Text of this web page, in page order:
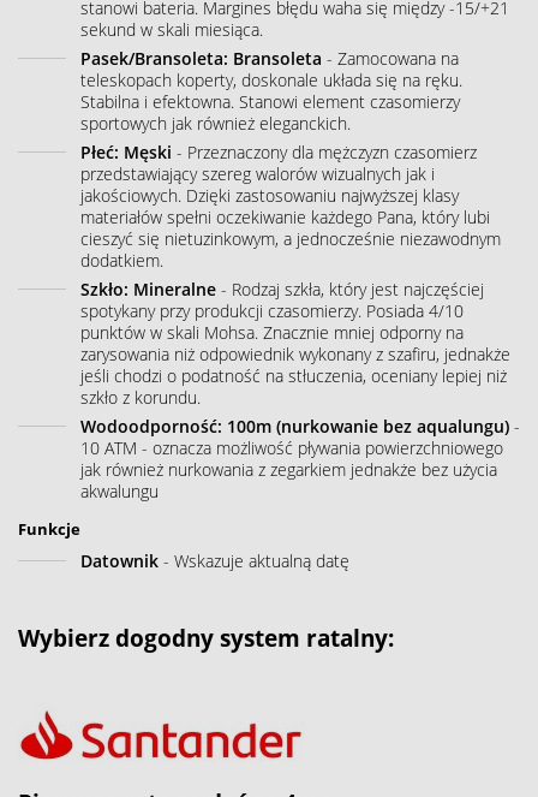
stanowi bateria. Margines błędu waha się między -15/+21
sekund w skali miesiąca.
Pasek/Bransoleta: Bransoleta - Zamocowana na
teleskopach koperty, doskonale układa się na ręku.
Stabilna i efektowna. Stanowi element czasomierzy
sportowych jak również eleganckich.
Płeć: Męski - Przeznaczony dla mężczyzn czasomierz
przedstawiający szereg walorów wizualnych jak i
jakościowych. Dzięki zastosowaniu najwyższej klasy
materiałów spełni oczekiwanie każdego Pana, który lubi
cieszyć się nietuzinkowym, a jednocześnie niezawodnym
dodatkiem.
Szkło: Mineralne - Rodzaj szkła, który jest najczęściej
spotykany przy produkcji czasomierzy. Posiada 4/10
punktów w skali Mohsa. Znacznie mniej odporny na
zarysowania niż odpowiednik wykonany z szafiru, jednakże
jeśli chodzi o podatność na stłuczenia, oceniany lepiej niż
szkło z korundu.
Wodoodporność: 100m (nurkowanie bez aqualungu) -
10 ATM - oznacza możliwość pływania powierzchniowego
jak również nurkowania z zegarkiem jednakże bez użycia
akwalungu
Funkcje
Datownik - Wskazuje aktualną datę
Wybierz dogodny system ratalny: